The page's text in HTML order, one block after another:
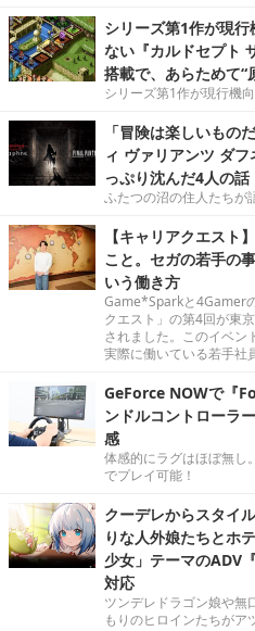
シリーズ第1作が現
ない『カルドセプト
搭載で、あらためて“
シリーズ第1作が現行機
「冒険は楽しいもの
ィ ヴァリアンツ ダ
っぷり沈んだ4人の話
ふたつの沼の住人たちが
【キャリアクエスト
こと。セガの若手の
いう働き方
Game*Sparkと4Gamer
クエスト」の第4回が東
されました。このイベン
実際に働いている若手社
GeForce NOWで『
ンドルコントローラ
感
体感的にラグはほぼ無し
でプレイ可能！
クーデレからスタイ
りな人外娘たちとホ
少女」テーマのADV
対応
ツンデレドラゴン娘や無
もりのヒロインたちがア